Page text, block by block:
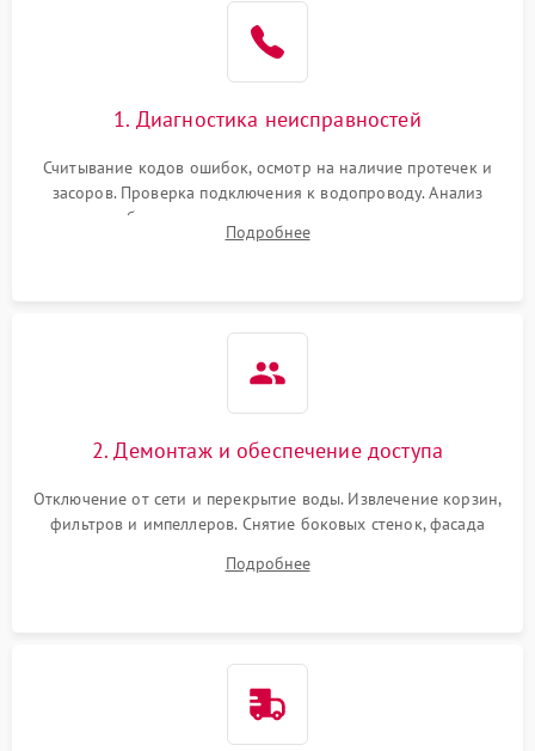
1. Диагностика неисправностей
Считывание кодов ошибок, осмотр на наличие протечек и
засоров. Проверка подключения к водопроводу. Анализ
жалоб на отсутствие слива, нагрева, вращения
разбрызгивателей или срабатывание системы защиты
Подробнее
2. Демонтаж и обеспечение доступа
Отключение от сети и перекрытие воды. Извлечение корзин,
фильтров и импеллеров. Снятие боковых стенок, фасада
циркуляционному насосу, ТЭНу и сливной помпе.
Подробнее